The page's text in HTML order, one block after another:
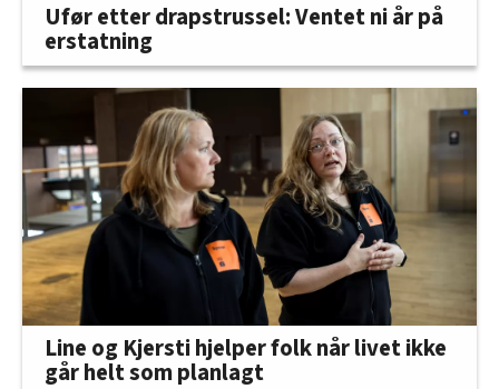
Ufør etter drapstrussel: Ventet ni år på
erstatning
Line og Kjersti hjelper folk når livet ikke
går helt som planlagt